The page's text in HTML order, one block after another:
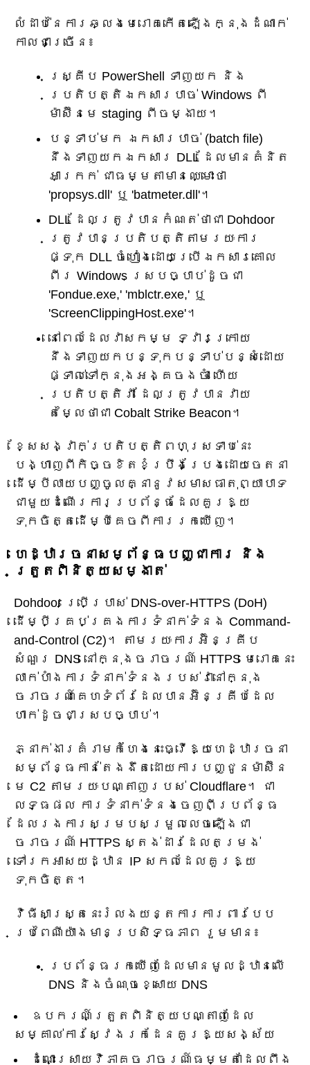
លំដាប់នៃការឆ្លងមេរោគកើតឡើងក្នុងដំណាក់
កាលជាច្រើន៖
ស្គ្រីប PowerShell ទាញយក និង
ប្រតិបត្តិឯកសារបាច់ Windows ពី
ម៉ាស៊ីនមេ staging ពីចម្ងាយ។
បន្ទាប់មក ឯកសារបាច់ (batch file)
នឹងទាញយកឯកសារ DLL ដែលមានគំនិត
អាក្រក់ ជាធម្មតាមានឈ្មោះថា
'propsys.dll' ឬ 'batmeter.dll'។
DLL ដែលត្រូវបានកំណត់ថាជា Dohdoor
ត្រូវបានប្រតិបត្តិតាមរយៈការ
ផ្ទុក DLL ចំហៀងដោយប្រើឯកសារគោល
ពីរ Windows ស្របច្បាប់ដូចជា
'Fondue.exe,' 'mblctr.exe,' ឬ
'ScreenClippingHost.exe'។
នៅពេលដែលវាសកម្ម ទ្វារក្រោយ
នឹងទាញយកបន្ទុកបន្ទាប់បន្សំដោយ
ផ្ទាល់ទៅក្នុងអង្គចងចាំ ហើយ
ប្រតិបត្តិវា ដែលត្រូវបានវាយ
តម្លៃថាជា Cobalt Strike Beacon។
ខ្សែសង្វាក់ប្រតិបត្តិពហុស្រទាប់នេះ
បង្ហាញពីកិច្ចខិតខំប្រឹងប្រែងដោយចេតនា
ដើម្បីលាយបញ្ចូលគ្នានូវសមាសធាតុព្យាបាទ
ជាមួយដំណើរការប្រព័ន្ធដែលគួរឱ្យ
ទុកចិត្តដើម្បីគេចពីការរកឃើញ។
ហេដ្ឋារចនាសម្ព័ន្ធបញ្ជាការ និង
ត្រួតពិនិត្យសម្ងាត់
Dohdoor ប្រើប្រាស់ DNS-over-HTTPS (DoH)
ដើម្បីគ្រប់គ្រងការទំនាក់ទំនង Command-
and-Control (C2)។ តាមរយៈការអ៊ិនគ្រីប
សំណួរ DNS នៅក្នុងចរាចរណ៍ HTTPS មេរោគនេះ
លាក់បាំងការទំនាក់ទំនងរបស់វានៅក្នុង
ចរាចរណ៍គេហទំព័រដែលបានអ៊ិនគ្រីបដែល
ហាក់ដូចជាស្របច្បាប់។
ភ្នាក់ងារគំរាមកំហែងនេះធ្វើឱ្យហេដ្ឋារចនា
សម្ព័ន្ធកាន់តែងងឹតដោយការបញ្ជូនម៉ាស៊ីន
មេ C2 តាមរយៈបណ្តាញរបស់ Cloudflare។ ជា
លទ្ធផល ការទំនាក់ទំនងចេញពីប្រព័ន្ធ
ដែលរងការសម្របសម្រួលលេចឡើងជា
ចរាចរណ៍ HTTPS ស្តង់ដារដែលតម្រង់
ទៅរកអាសយដ្ឋាន IP សកលដែលគួរឱ្យ
ទុកចិត្ត។
វិធីសាស្រ្តនេះរំលងយន្តការការពារបែប
ប្រពៃណីយ៉ាងមានប្រសិទ្ធភាព រួមមាន៖
ប្រព័ន្ធរកឃើញដែលមានមូលដ្ឋានលើ
DNS និងចំណុចខ្សោយ DNS
ឧបករណ៍ត្រួតពិនិត្យបណ្តាញដែល
សម្គាល់ការស្វែងរកដែនគួរឱ្យសង្ស័យ
ដំណោះស្រាយវិភាគចរាចរណ៍ធម្មតាដែលពឹង